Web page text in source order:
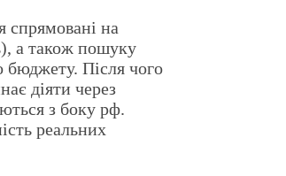
спрямовані на
а також пошуку
бюджету. Після чого
діяти через
з боку рф.
реальних